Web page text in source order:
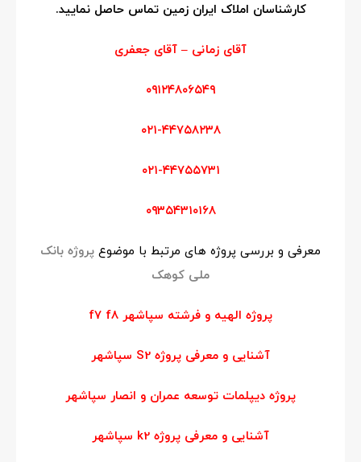
کارشناسان املاک ایران زمین تماس حاصل نمایید.
آقای زمانی – آقای جعفری
۰۹۱۲۴۸۰۶۵۴۹
۰۲۱-۴۴۷۵۸۲۳۸
۰۲۱-۴۴۷۵۵۷۳۱
۰۹۳۵۴۳۱۰۱۶۸
معرفی و بررسی پروژه های مرتبط با موضوع پروژه بانک
ملی کوهک
پروژه الهیه و فرشته سپاشهر f7 f8
آشنایی و معرفی پروژه S2 سپاشهر
پروژه دیپلمات توسعه عمران و انصار سپاشهر
آشنایی و معرفی پروژه k2 سپاشهر